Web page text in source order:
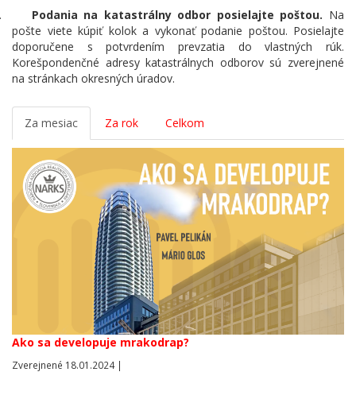
Podania na katastrálny odbor posielajte poštou. Na
pošte viete kúpiť kolok a vykonať podanie poštou. Posielajte
doporučene s potvrdením prevzatia do vlastných rúk.
Korešpondenčné adresy katastrálnych odborov sú zverejnené
na stránkach okresných úradov.
Za mesiac Za rok Celkom
Ako sa developuje mrakodrap?
Zverejnené 18.01.2024 |